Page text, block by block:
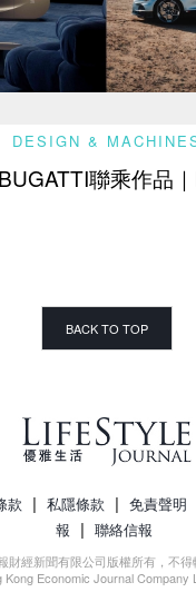
DESIGN &
聯乘作品
BACK TO TOP
款 | 私隱條款 | 免責聲明
報 | 聯絡信報
財經新聞有限公司版權所有，不得
Economic Journal Company